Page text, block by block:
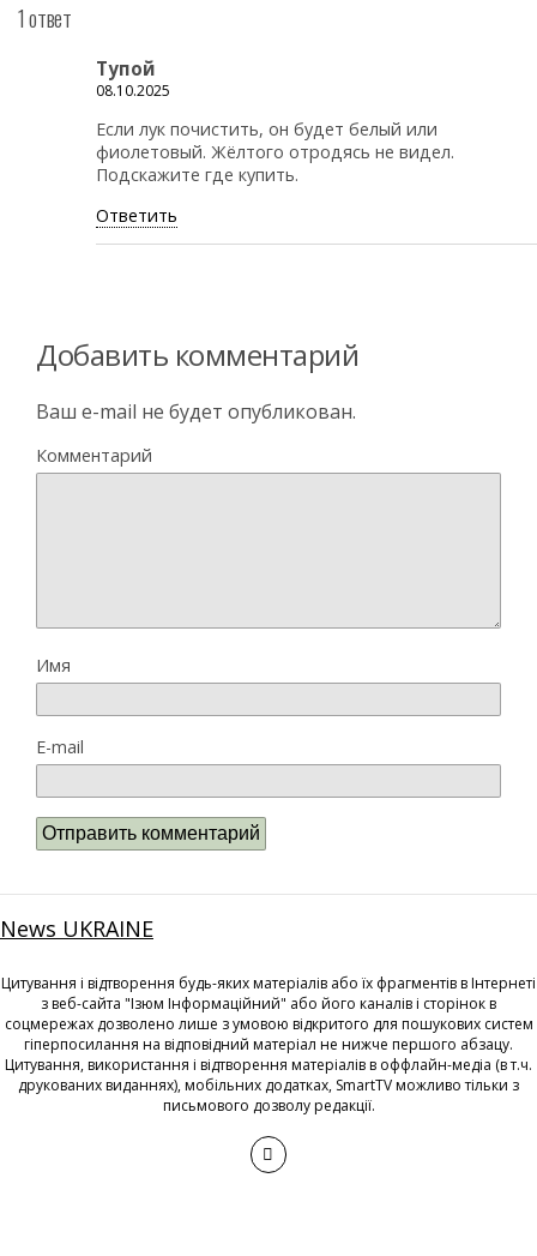
1 ответ
Тупой
08.10.2025
Если лук почистить, он будет белый или
фиолетовый. Жёлтого отродясь не видел.
Подскажите где купить.
Ответить
Добавить комментарий
Ваш e-mail не будет опубликован.
Комментарий
Имя
E-mail
News UKRAINE
Цитування і відтворення будь-яких матеріалів або їх фрагментів в Інтернеті
з веб-сайта "Ізюм Інформаційний" або його каналів і сторінок в
соцмережах дозволено лише з умовою відкритого для пошукових систем
гіперпосилання на відповідний матеріал не нижче першого абзацу.
Цитування, використання і відтворення матеріалів в оффлайн-медіа (в т.ч.
друкованих виданнях), мобільних додатках, SmartTV можливо тільки з
письмового дозволу редакції.